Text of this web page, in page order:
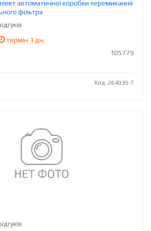
автоматичної коробки перемикання
фільтра
термін 3 дн.
105779
Код: 264035-7